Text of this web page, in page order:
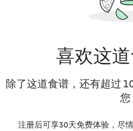
喜欢这
除了这道食谱，还有超过
您
注册后可享30天免费体验，尽